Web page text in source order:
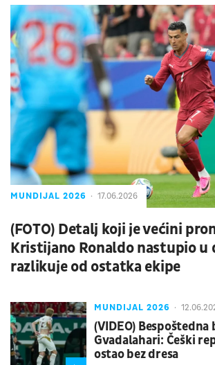
MUNDIJAL 2026 17.06.2026
(FOTO) Detalj koji je većini
Kristijano Ronaldo nastupio u
razlikuje od ostatka ekipe
MUNDIJAL 2026
(VIDEO) Bespoštedna
Gvadalahari: Češki
ostao bez dresa